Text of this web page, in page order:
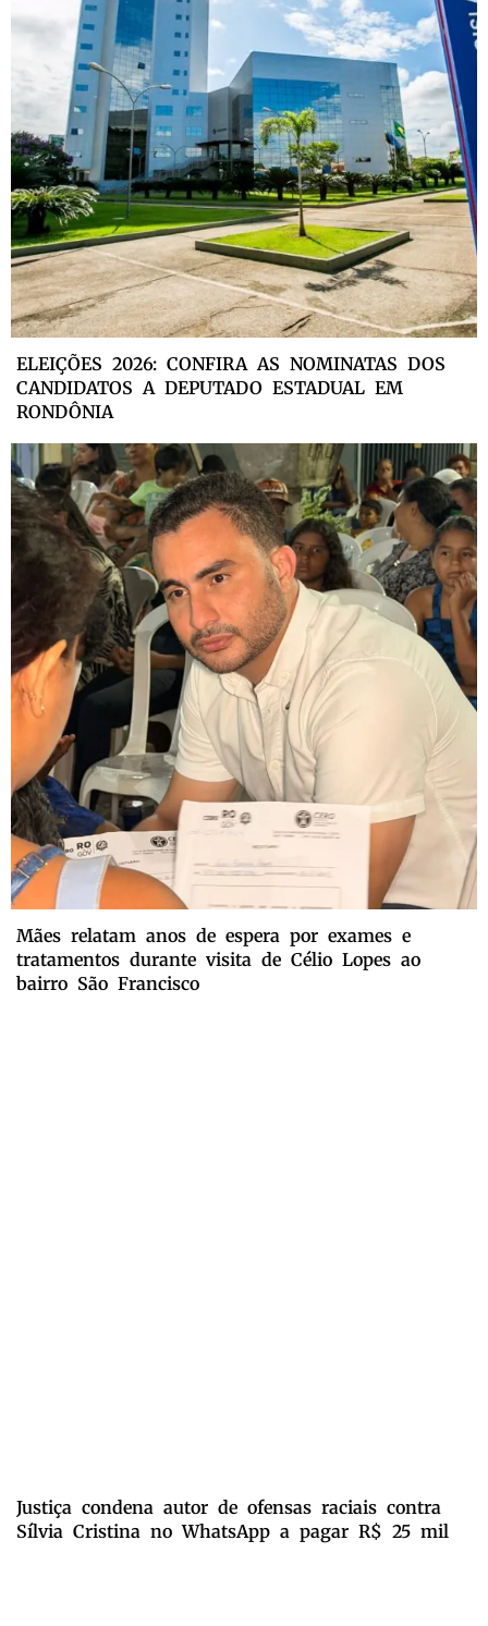
ELEIÇÕES 2026: CONFIRA AS NOMINATAS DOS
CANDIDATOS A DEPUTADO ESTADUAL EM
RONDÔNIA
Mães relatam anos de espera por exames e
tratamentos durante visita de Célio Lopes ao
bairro São Francisco
Justiça condena autor de ofensas raciais contra
Sílvia Cristina no WhatsApp a pagar R$ 25 mil